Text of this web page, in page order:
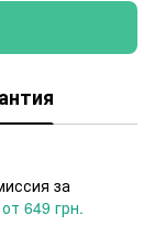
за
649 грн.